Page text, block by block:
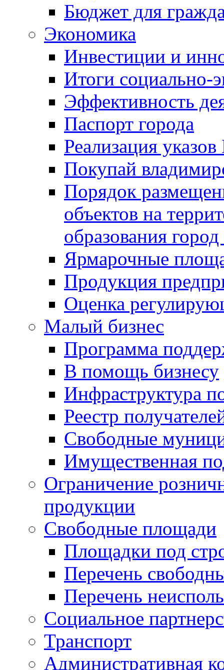
Бюджет для
Экономика
Инвестиции и
Итоги социально-
Эффективность
Паспорт города
Реализация
Покупай
Порядок
объектов на
образования
Ярмарочные
Продукция
Оценка
Малый бизнес
Программа
В помощь бизнесу
Инфраструктура
Реестр
Свободные
Имущественная
Ограничение
продукции
Свободные площади
Площадки под
Перечень
Перечень
Социальное
Транспорт
Административная